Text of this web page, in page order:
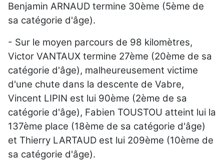
Benjamin ARNAUD termine 30ème (5ème de
sa catégorie d'âge).
- Sur le moyen parcours de 98 kilomètres,
Victor VANTAUX termine 27ème (20ème de sa
catégorie d'âge), malheureusement victime
d'une chute dans la descente de Vabre,
Vincent LIPIN est lui 90ème (2ème de sa
catégorie d'âge), Fabien TOUSTOU atteint lui la
137ème place (18ème de sa catégorie d'âge)
et Thierry LARTAUD est lui 209ème (10ème de
sa catégorie d'âge).